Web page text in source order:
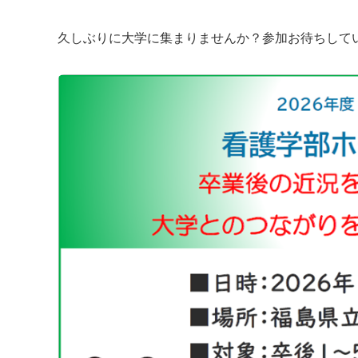
久しぶりに大学に集まりませんか？参加お待ちして